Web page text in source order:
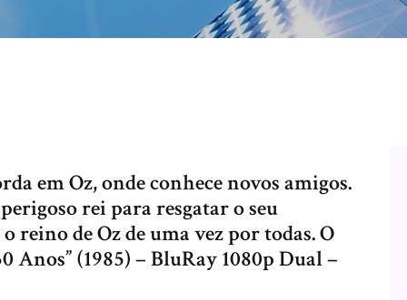
em Oz, onde conhece novos amigos.
rei para resgatar o seu
de Oz de uma vez por todas. O
Anos” (1985) – BluRay 1080p Dual –